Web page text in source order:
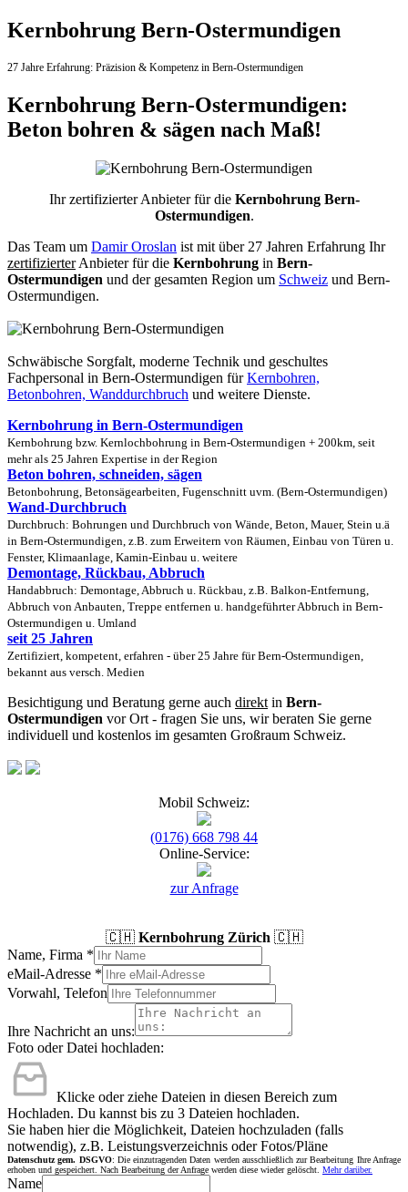
Kernbohrung Bern-Ostermundigen
27 Jahre Erfahrung: Präzision & Kompetenz in Bern-Ostermundigen
Kernbohrung Bern-Ostermundigen:
Beton bohren & sägen nach Maß!
Ihr zertifizierter Anbieter für die Kernbohrung Bern-
Ostermundigen.
Das Team um Damir Oroslan ist mit über 27 Jahren Erfahrung Ihr
zertifizierterAnbieter für die Kernbohrung in Bern-
Ostermundigen und der gesamten Region um Schweiz und Bern-
Ostermundigen.
Schwäbische Sorgfalt, moderne Technik und geschultes
Fachpersonal in Bern-Ostermundigen fürKernbohren,
Betonbohren, Wanddurchbruch und weitere Dienste.
Kernbohrung in Bern-Ostermundigen
Kernbohrung bzw. Kernlochbohrung in Bern-Ostermundigen + 200km, seit
mehr als 25 Jahren Expertise in der Region
Beton bohren, schneiden, sägen
Betonbohrung, Betonsägearbeiten, Fugenschnitt uvm. (Bern-Ostermundigen)
Wand-Durchbruch
Durchbruch: Bohrungen und Durchbruch von Wände, Beton, Mauer, Stein u.ä
in Bern-Ostermundigen, z.B. zum Erweitern von Räumen, Einbau von Türen u.
Fenster, Klimaanlage, Kamin-Einbau u. weitere
Demontage, Rückbau, Abbruch
Handabbruch: Demontage, Abbruch u. Rückbau, z.B. Balkon-Entfernung,
Abbruch von Anbauten, Treppe entfernen u. handgeführter Abbruch in Bern-
Ostermundigen u. Umland
seit 25 Jahren
Zertifiziert, kompetent, erfahren - über 25 Jahre für Bern-Ostermundigen,
bekannt aus versch. Medien
Besichtigung und Beratung gerne auch direkt in Bern-
Ostermundigen vor Ort - fragen Sie uns, wir beraten Sie gerne
individuell und kostenlos im gesamten Großraum Schweiz.
Mobil Schweiz:
(0176) 668 798 44
Online-Service:
zur Anfrage
🇨🇭 Kernbohrung Zürich 🇨🇭
Name, Firma *
eMail-Adresse *
Vorwahl, Telefon
Ihre Nachricht an uns:
Foto oder Datei hochladen:
Klicke oder ziehe Dateien in diesen Bereich zum
Hochladen. Du kannst bis zu 3 Dateien hochladen.
Sie haben hier die Möglichkeit, Dateien hochzuladen (falls
notwendig), z.B. Leistungsverzeichnis oder Fotos/Pläne
Datenschutz gem. DSGVO: Die einzutragenden Daten werden ausschließlich zur Bearbeitung Ihre Anfrage
erhoben und gespeichert. Nach Bearbeitung der Anfrage werden diese wieder gelöscht. Mehr darüber.
Name